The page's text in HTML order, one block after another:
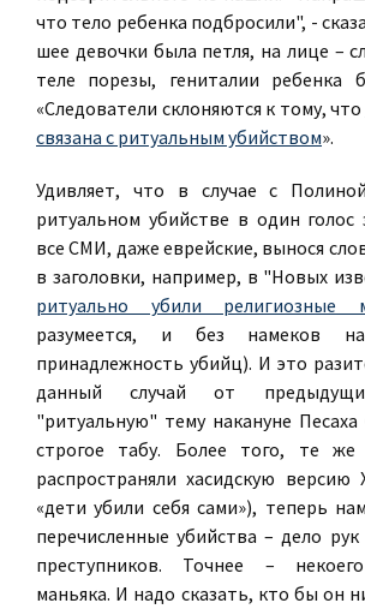
что тело ребенка подбросили", -
шее девочки была петля, на лице –
теле порезы, гениталии ребенка
«Следователи склоняются к тому, что
связана с ритуальным убийством».
Удивляет, что в случае с
ритуальном убийстве в один голос
все СМИ, даже еврейские, вынося
в заголовки, например, в "Новых
ритуально убили религиозные
разумеется, и без намеков на
принадлежность убийц). И это
данный случай от
"ритуальную" тему накануне
строгое табу. Более того, те
распространяли хасидскую версию
«дети убили себя сами»), теперь
перечисленные убийства – дело
преступников. Точнее –
маньяка. И надо сказать, кто бы он